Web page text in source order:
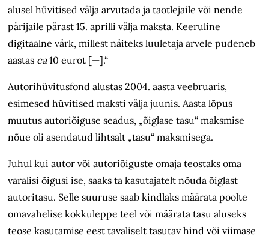
alusel hüvitised välja arvutada ja taotlejaile või nende
pärijaile pärast 15. aprilli välja maksta. Keeruline
digitaalne värk, millest näiteks luuletaja arvele pudeneb
aastas ca10 eurot [—].“
Autorihüvitusfond alustas 2004. aasta veebruaris,
esimesed hüvitised maksti välja juunis. Aasta lõpus
muutus autoriõiguse seadus, „õiglase tasu“ maksmise
nõue oli asendatud lihtsalt „tasu“ maksmisega.
Juhul kui autor või autoriõiguste omaja teostaks oma
varalisi õigusi ise, saaks ta kasutajatelt nõuda õiglast
autoritasu. Selle suuruse saab kindlaks määrata poolte
omavahelise kokkuleppe teel või määrata tasu aluseks
teose kasutamise eest tavaliselt tasutav hind või viimase